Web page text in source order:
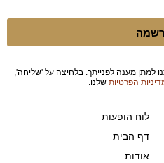
לוח הופעות
דף הבית
אודות
למתן מענה לפנייתך. בלחיצה על 'שליחה',
הפרטיות שלנו.